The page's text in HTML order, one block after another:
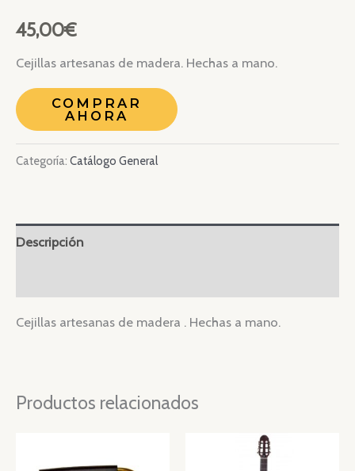
45,00€
Cejillas artesanas de madera. Hechas a mano.
COMPRAR
AHORA
Categoría: Catálogo General
Descripción
Cejillas artesanas de madera . Hechas a mano.
Productos relacionados